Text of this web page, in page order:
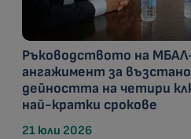
Ръководството на
ангажимент за
дейността на четири
най-кратки срокове
21 юли 2026